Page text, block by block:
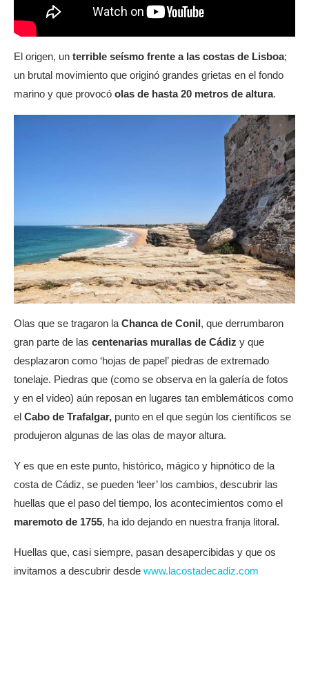
El origen, un terrible seísmo frente a las costas de Lisboa;
un brutal movimiento que originó grandes grietas en el fondo
marino y que provocó olas de hasta 20 metros de altura.
Olas que se tragaron la Chanca de Conil, que derrumbaron
gran parte de las centenarias murallas de Cádiz y que
desplazaron como ‘hojas de papel’ piedras de extremado
tonelaje. Piedras que (como se observa en la galería de fotos
y en el video) aún reposan en lugares tan emblemáticos como
el Cabo de Trafalgar, punto en el que según los científicos se
produjeron algunas de las olas de mayor altura.
Y es que en este punto, histórico, mágico y hipnótico de la
costa de Cádiz, se pueden ‘leer’ los cambios, descubrir las
huellas que el paso del tiempo, los acontecimientos como el
maremoto de 1755, ha ido dejando en nuestra franja litoral.
Huellas que, casi siempre, pasan desapercibidas y que os
invitamos a descubrir desde www.lacostadecadiz.com